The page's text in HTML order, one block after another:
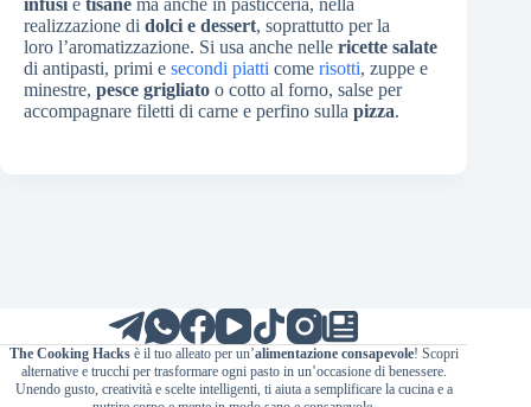
infusi e tisane ma anche in pasticceria, nella
realizzazione di dolci e dessert, soprattutto per la
loro l’aromatizzazione. Si usa anche nelle ricette salate
di antipasti, primi e secondi piatti come risotti, zuppe e
minestre, pesce grigliato o cotto al forno, salse per
accompagnare filetti di carne e perfino sulla pizza.
The Cooking Hacksè il tuo alleato per un’alimentazione consapevole! Scopri
alternative e trucchi per trasformare ogni pasto in un’occasione di benessere.
Unendo gusto, creatività e scelte intelligenti, ti aiuta a semplificare la cucina e a